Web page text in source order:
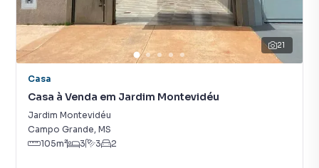
21
Casa
Casa à Venda em Jardim Montevidéu
Jardim Montevidéu
Campo Grande, MS
105m² 3 3 2